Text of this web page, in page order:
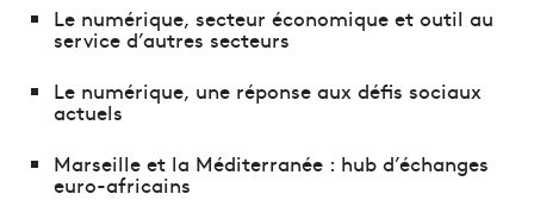
Le numérique, secteur économique et outil au
service d’autres secteurs
Le numérique, une réponse aux défis sociaux
actuels
Marseille et la Méditerranée : hub d’échanges
euro-africains